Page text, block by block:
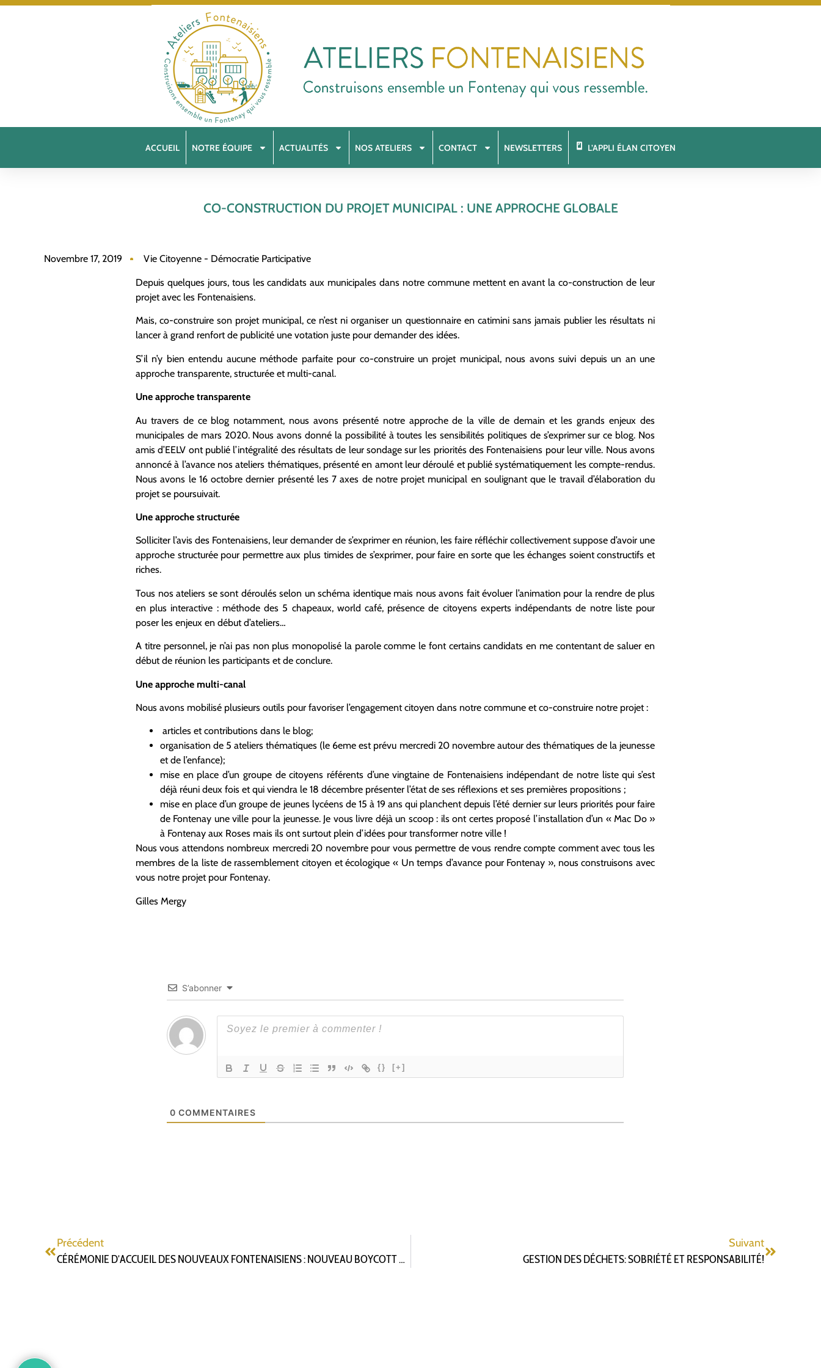
ACCUEIL NOTRE ÉQUIPE ACTUALITÉS NOS ATELIERS CONTACT NEWSLETTERS L’APPLI ÉLAN CITOYEN
CO-CONSTRUCTION DU PROJET MUNICIPAL : UNE APPROCHE GLOBALE
Novembre 17, 2019 Vie Citoyenne - Démocratie Participative
Depuis quelques jours, tous les candidats aux municipales dans notre commune mettent en avant la co-construction de leur
projet avec les Fontenaisiens.
Mais, co-construire son projet municipal, ce n’est ni organiser un questionnaire en catimini sans jamais publier les résultats ni
lancer à grand renfort de publicité une votation juste pour demander des idées.
S’il n’y bien entendu aucune méthode parfaite pour co-construire un projet municipal, nous avons suivi depuis un an une
approche transparente, structurée et multi-canal.
Une approche transparente
Au travers de ce blog notamment, nous avons présenté notre approche de la ville de demain et les grands enjeux des
municipales de mars 2020. Nous avons donné la possibilité à toutes les sensibilités politiques de s’exprimer sur ce blog. Nos
amis d’EELV ont publié l’intégralité des résultats de leur sondage sur les priorités des Fontenaisiens pour leur ville. Nous avons
annoncé à l’avance nos ateliers thématiques, présenté en amont leur déroulé et publié systématiquement les compte-rendus.
Nous avons le 16 octobre dernier présenté les 7 axes de notre projet municipal en soulignant que le travail d’élaboration du
projet se poursuivait.
Une approche structurée
Solliciter l’avis des Fontenaisiens, leur demander de s’exprimer en réunion, les faire réfléchir collectivement suppose d’avoir une
approche structurée pour permettre aux plus timides de s’exprimer, pour faire en sorte que les échanges soient constructifs et
riches.
Tous nos ateliers se sont déroulés selon un schéma identique mais nous avons fait évoluer l’animation pour la rendre de plus
en plus interactive : méthode des 5 chapeaux, world café, présence de citoyens experts indépendants de notre liste pour
poser les enjeux en début d’ateliers…
A titre personnel, je n’ai pas non plus monopolisé la parole comme le font certains candidats en me contentant de saluer en
début de réunion les participants et de conclure.
Une approche multi-canal
Nous avons mobilisé plusieurs outils pour favoriser l’engagement citoyen dans notre commune et co-construire notre projet :
articles et contributions dans le blog;
organisation de 5 ateliers thématiques (le 6eme est prévu mercredi 20 novembre autour des thématiques de la jeunesse
et de l’enfance);
mise en place d’un groupe de citoyens référents d’une vingtaine de Fontenaisiens indépendant de notre liste qui s’est
déjà réuni deux fois et qui viendra le 18 décembre présenter l’état de ses réflexions et ses premières propositions ;
mise en place d’un groupe de jeunes lycéens de 15 à 19 ans qui planchent depuis l’été dernier sur leurs priorités pour faire
de Fontenay une ville pour la jeunesse. Je vous livre déjà un scoop : ils ont certes proposé l’installation d’un « Mac Do »
à Fontenay aux Roses mais ils ont surtout plein d’idées pour transformer notre ville !
Nous vous attendons nombreux mercredi 20 novembre pour vous permettre de vous rendre compte comment avec tous les
membres de la liste de rassemblement citoyen et écologique « Un temps d’avance pour Fontenay », nous construisons avec
vous notre projet pour Fontenay.
Gilles Mergy
S’abonner
{} [+]
0 COMMENTAIRES
Précédent
CÉRÉMONIE D’ACCUEIL DES NOUVEAUX FONTENAISIENS : NOUVEAU BOYCOTT DES ÉLUS DE L’OPPOSITION
Suivant
GESTION DES DÉCHETS: SOBRIÉTÉ ET RESPONSABILITÉ!